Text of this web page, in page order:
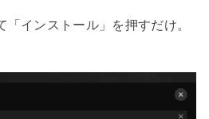
インストール」を押すだけ。